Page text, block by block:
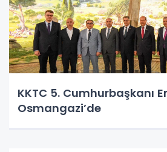
KKTC 5. Cumhurbaşkanı
Osmangazi’de